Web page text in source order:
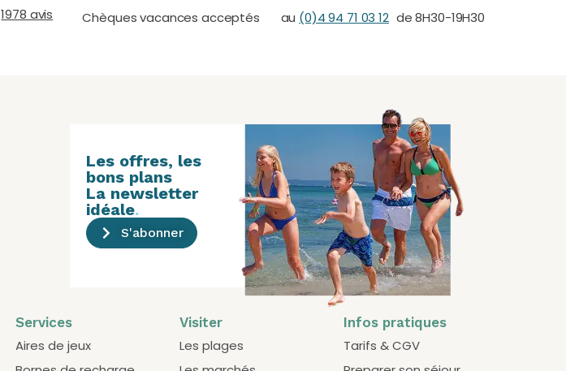
1978 avis Chèques vacances acceptés au (0)4 94 71 03 12de 8H30-19H30
Les offres, les
bons plans
La newsletter
idéale.
S'abonner
Services
Aires de jeux
Visiter
Les plages
Infos pratiques
Tarifs & CGV